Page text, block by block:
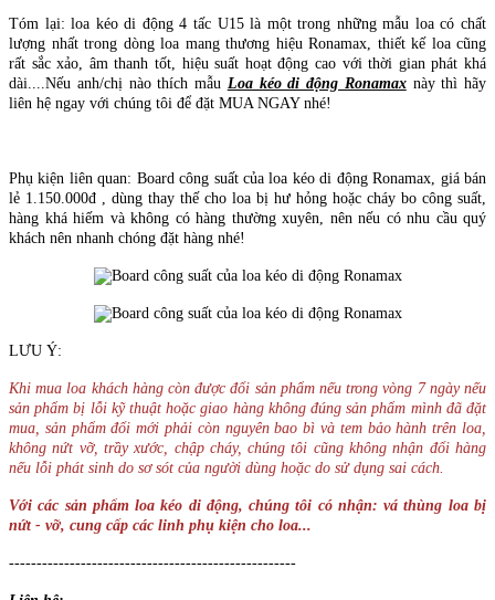
Tóm lại: loa kéo di động 4 tấc U15 là một trong những mẫu loa có chất
lượng nhất trong dòng loa mang thương hiệu Ronamax, thiết kế loa cũng
rất sắc xảo, âm thanh tốt, hiệu suất hoạt động cao với thời gian phát khá
dài....Nếu anh/chị nào thích mẫu Loa kéo di động Ronamaxnày thì hãy
liên hệ ngay với chúng tôi để đặt MUA NGAY nhé!
Phụ kiện liên quan: Board công suất của loa kéo di động Ronamax, giá bán
lẻ 1.150.000đ , dùng thay thế cho loa bị hư hỏng hoặc cháy bo công suất,
hàng khá hiếm và không có hàng thường xuyên, nên nếu có nhu cầu quý
khách nên nhanh chóng đặt hàng nhé!
LƯU Ý:
Khi mua loa khách hàng còn được đổi sản phẩm nếu trong vòng 7 ngày nếu
sản phẩm bị lỗi kỹ thuật hoặc giao hàng không đúng sản phẩm mình đã đặt
mua, sản phẩm đổi mới phải còn nguyên bao bì và tem bảo hành trên loa,
không nứt vỡ, trầy xước, chập cháy, chúng tôi cũng không nhận đổi hàng
nếu lỗi phát sinh do sơ sót của người dùng hoặc do sử dụng sai cách.
Với các sản phẩm loa kéo di động, chúng tôi có nhận: vá thùng loa bị
nứt - vỡ, cung cấp các linh phụ kiện cho loa...
----------------------------------------------------